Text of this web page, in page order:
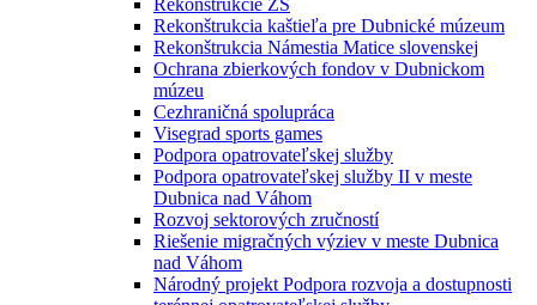
Rekonštrukcie ZŠ
Rekonštrukcia kaštieľa pre Dubnické múzeum
Rekonštrukcia Námestia Matice slovenskej
Ochrana zbierkových fondov v Dubnickom
múzeu
Cezhraničná spolupráca
Visegrad sports games
Podpora opatrovateľskej služby
Podpora opatrovateľskej služby II v meste
Dubnica nad Váhom
Rozvoj sektorových zručností
Riešenie migračných výziev v meste Dubnica
nad Váhom
Národný projekt Podpora rozvoja a dostupnosti